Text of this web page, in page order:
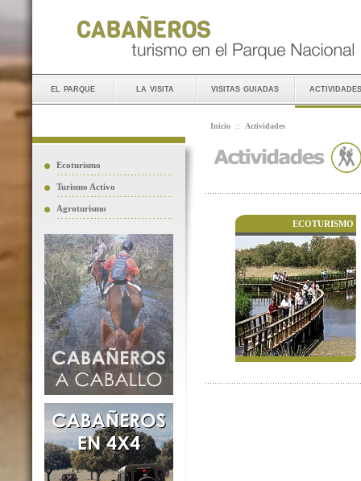
el parque la visita visitas guiadas actividades
Ecoturismo
Turismo Activo
Agroturismo
Inicio :: Actividades
ECOTURISMO